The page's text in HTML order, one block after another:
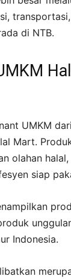
di NTB.
UMKM
Mart.
olahan
siap
Indonesia.